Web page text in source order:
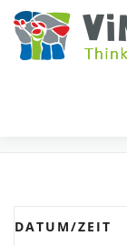
Zum
Inhalt
springen
DATUM/ZEIT